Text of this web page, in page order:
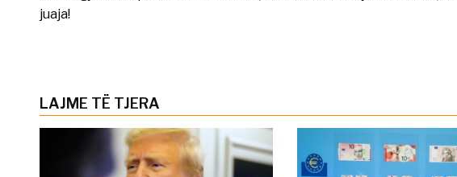
juaja!
LAJME TË TJERA